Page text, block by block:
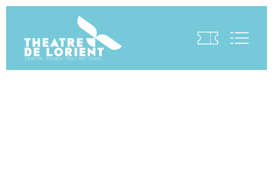
Visite virtuelle